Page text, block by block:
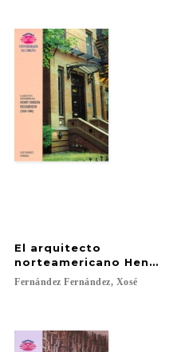
El arquitecto
norteamericano Henry
Fernández Fernández, Xosé